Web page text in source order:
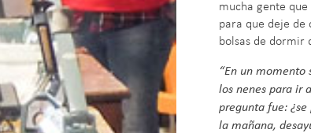
mucha gente
para que deje de
bolsas de dormir
“En un
los nenes para ir
pregunta fue:
la mañana,